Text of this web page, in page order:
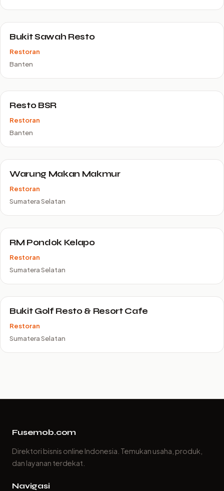
Bukit Sawah Resto
Restoran
Banten
Resto BSR
Restoran
Banten
Warung Makan Makmur
Restoran
Sumatera Selatan
RM Pondok Kelapo
Restoran
Sumatera Selatan
Bukit Golf Resto & Resort Cafe
Restoran
Sumatera Selatan
Fusemob.com
Direktori bisnis online Indonesia. Temukan usaha, produk,
dan layanan terdekat.
Navigasi